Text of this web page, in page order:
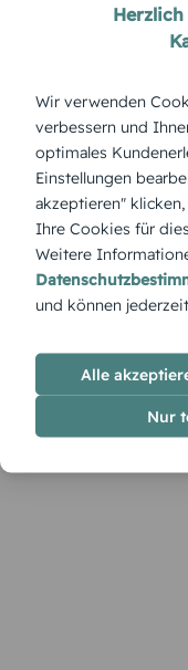
ÜBERBLICK:
„Gelbe Flecken“ –
perfekt für kreative
Wir verwenden
verbessern und
optimales
Einstellungen
akzeptieren"
Ihre Cookies für
Weitere
und können
Alle
Nur